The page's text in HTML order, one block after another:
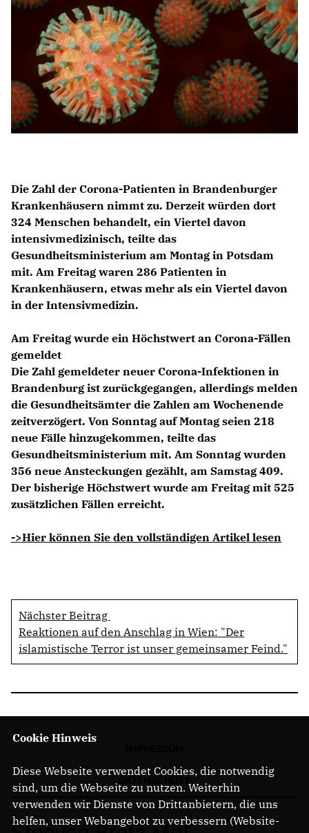
CDU Brandenburg
CDU Potsdam
Die Zahl der Corona-Patienten in Brandenburger
Krankenhäusern nimmt zu. Derzeit würden dort
324 Menschen behandelt, ein Viertel davon
intensivmedizinisch, teilte das
Gesundheitsministerium am Montag in Potsdam
mit. Am Freitag waren 286 Patienten in
Krankenhäusern, etwas mehr als ein Viertel davon
in der Intensivmedizin.
Am Freitag wurde ein Höchstwert an Corona-Fällen
gemeldet
Die Zahl gemeldeter neuer Corona-Infektionen in
Brandenburg ist zurückgegangen, allerdings melden
die Gesundheitsämter die Zahlen am Wochenende
zeitverzögert. Von Sonntag auf Montag seien 218
neue Fälle hinzugekommen, teilte das
Gesundheitsministerium mit. Am Sonntag wurden
356 neue Ansteckungen gezählt, am Samstag 409.
Der bisherige Höchstwert wurde am Freitag mit 525
zusätzlichen Fällen erreicht.
->Hier können Sie den vollständigen Artikel lesen
Nächster Beitrag
Reaktionen auf den Anschlag in Wien: "Der
islamistische Terror ist unser gemeinsamer Feind."
Cookie Hinweis
Diese Webseite verwendet Cookies, die notwendig
sind, um die Webseite zu nutzen. Weiterhin
verwenden wir Dienste von Drittanbietern, die uns
helfen, unser Webangebot zu verbessern (Website-